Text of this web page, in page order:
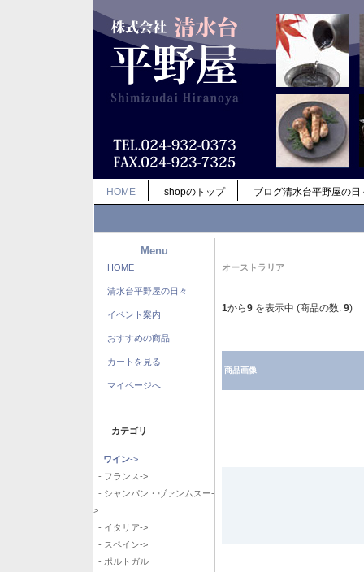
HOME shopのトップ ブログ清水台平野屋の日
Menu
HOME
清水台平野屋の日々
イベント案内
おすすめの商品
カートを見る
マイページへ
カテゴリ
ワイン->
- フランス->
- シャンパン・ヴァンムスー-
>
- イタリア->
- スペイン->
- ポルトガル
オーストラリア
1から9 を表示中 (商品の数: 9)
商品画像